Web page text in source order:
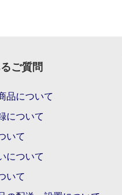
ご質問
品について
について
いて
について
いて